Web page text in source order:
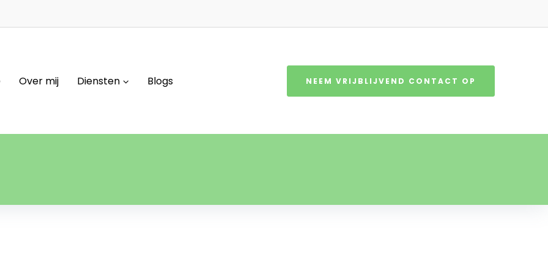
Over mij Diensten Blogs NEEM VRIJBLIJVEND CONTACT OP